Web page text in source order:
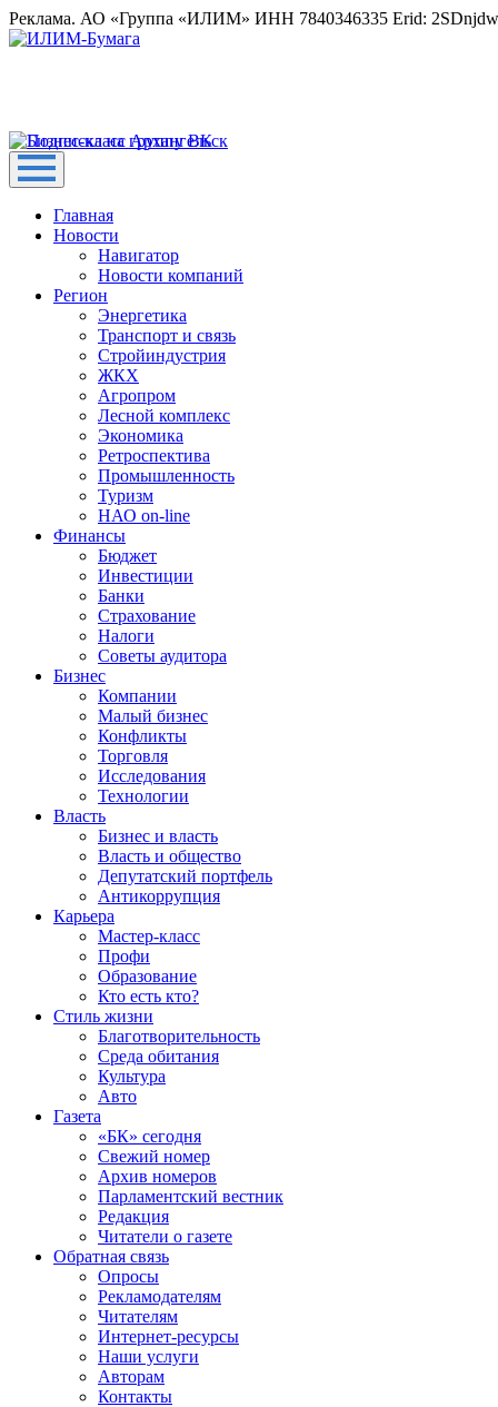
Реклама. АО «Группа «ИЛИМ» ИНН 7840346335 Erid:
Главная
Новости
Навигатор
Новости компаний
Регион
Энергетика
Транспорт и связь
Стройиндустрия
ЖКХ
Агропром
Лесной комплекс
Экономика
Ретроспектива
Промышленность
Туризм
НАО on-line
Финансы
Бюджет
Инвестиции
Банки
Страхование
Налоги
Советы аудитора
Бизнес
Компании
Малый бизнес
Конфликты
Торговля
Исследования
Технологии
Власть
Бизнес и власть
Власть и общество
Депутатский портфель
Антикоррупция
Карьера
Мастер-класс
Профи
Образование
Кто есть кто?
Стиль жизни
Благотворительность
Среда обитания
Культура
Авто
Газета
«БК» сегодня
Свежий номер
Архив номеров
Парламентский вестник
Редакция
Читатели о газете
Обратная связь
Опросы
Рекламодателям
Читателям
Интернет-ресурсы
Наши услуги
Авторам
Контакты